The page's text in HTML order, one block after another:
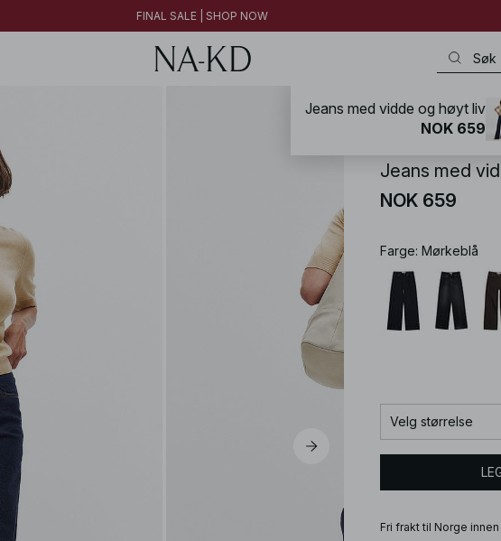
FINAL SALE | SHOP NOW
FINAL SALE | SHOP NOW
New styles added: Find favorites at low prices | SHOP NOW
/ Jeans / High
Jeans med
NOK 659
Farge: Mørkeblå
Velg størrelse
Fri frakt til Norge
Jeans med vidde og høyt liv
NOK 659